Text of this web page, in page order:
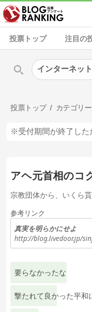
投票トップ 注目の
投票トップ カテゴリー
※受付期間が終了した
アヘ元首相のコ
宗教団体から、いくら
参考リンク
真実を明らかにせよ
http://blog.livedoor.jp/
要らなかったな
撃たれて良かった平和
インターネッ